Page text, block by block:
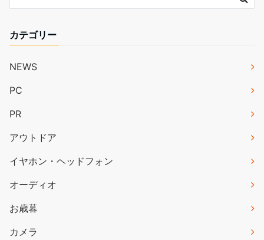
カテゴリー
NEWS
PC
PR
アウトドア
イヤホン・ヘッドフォン
オーディオ
お歳暮
カメラ